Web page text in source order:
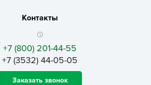
Контакты
+7 (800) 201-44-55
+7 (3532) 44-05-05
Заказать звонок